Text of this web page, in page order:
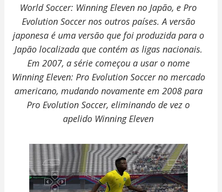
World Soccer: Winning Eleven no Japão, e Pro
Evolution Soccer nos outros países. A versão
japonesa é uma versão que foi produzida para o
Japão localizada que contém as ligas nacionais.
Em 2007, a série começou a usar o nome
Winning Eleven: Pro Evolution Soccer no mercado
americano, mudando novamente em 2008 para
Pro Evolution Soccer, eliminando de vez o
apelido Winning Eleven